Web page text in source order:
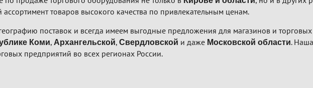
товаров высокого качества по привлекательным ценам.
поставок и всегда имеем выгодные предложения для магазинов и торговых
Коми, Архангельской, Свердловской и даже Московской области.
предприятий во всех регионах России.